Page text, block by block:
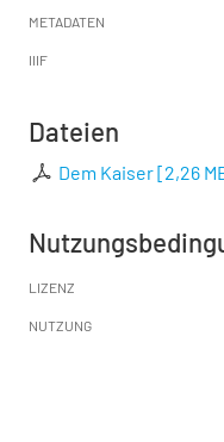
METADATEN
IIIF
Dateien
Dem Kaiser[2,26
LIZENZ
NUTZUNG